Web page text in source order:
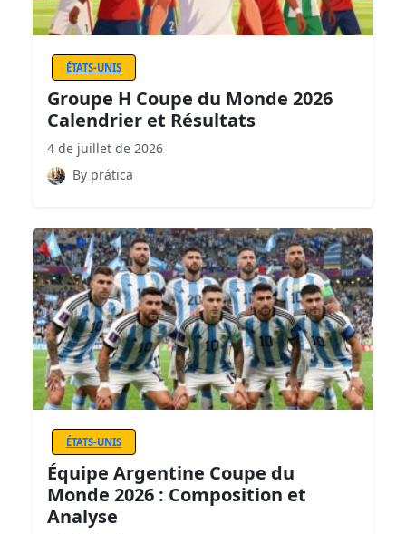
ÉTATS-UNIS
Groupe H Coupe du Monde 2026
Calendrier et Résultats
4 de juillet de 2026
By prática
ÉTATS-UNIS
Équipe Argentine Coupe du
Monde 2026 : Composition et
Analyse